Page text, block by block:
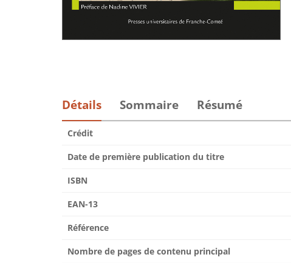
Détails Sommaire Résumé
Crédit
Date de première publication du titre
ISBN
EAN-13
Référence
Nombre de pages de contenu principal